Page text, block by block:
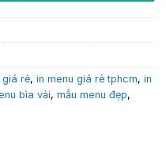
giá rẻ, in menu giá rẻ tphcm, in
bìa vải, mẫu menu đẹp,